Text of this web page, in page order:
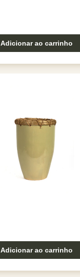
Adicionar ao carrinho
Adicionar ao carrinho